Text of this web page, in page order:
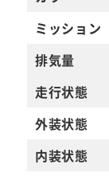
ミッション
排気量
走行状態
外装状態
内装状態